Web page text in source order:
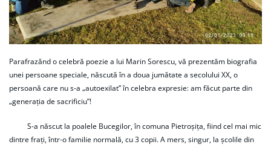
Parafrazând o celebră poezie a lui Marin Sorescu, vă prezentăm biografia
unei persoane speciale, născută în a doua jumătate a secolului XX, o
persoană care nu s-a „autoexilat” în celebra expresie: am făcut parte din
„generația de sacrificiu”!
S-a născut la poalele Bucegilor, în comuna Pietroșița, fiind cel mai mic
dintre frați, într-o familie normală, cu 3 copii. A mers, singur, la școlile din